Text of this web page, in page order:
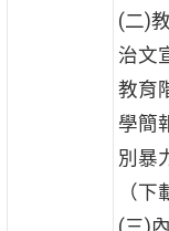
(二)
治文
教育
學簡
別暴
（